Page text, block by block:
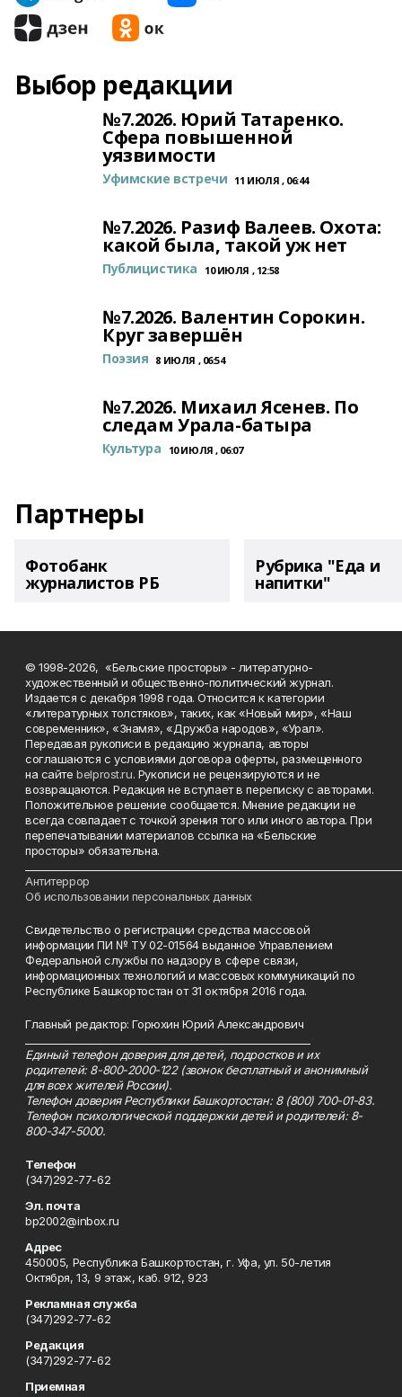
Выбор редакции
№7.2026. Юрий Татаренко.
Сфера повышенной
уязвимости
Уфимские встречи 11 ИЮЛЯ , 06:44
№7.2026. Разиф Валеев. Охота:
какой была, такой уж нет
Публицистика 10 ИЮЛЯ , 12:58
№7.2026. Валентин Сорокин.
Круг завершён
Поэзия 8 ИЮЛЯ , 06:54
№7.2026. Михаил Ясенев. По
следам Урала-батыра
Культура 10 ИЮЛЯ , 06:07
Партнеры
Фотобанк
журналистов РБ
Рубрика "Еда и
напитки"
© 1998-2026, «Бельские просторы» - литературно-
художественный и общественно-политический журнал.
Издается с декабря 1998 года. Относится к категории
«литературных толстяков», таких, как «Новый мир», «Наш
современник», «Знамя», «Дружба народов», «Урал».
Передавая рукописи в редакцию журнала, авторы
соглашаются с условиями договора оферты, размещенного
на сайтеbelprost.ru. Рукописи не рецензируются и не
возвращаются. Редакция не вступает в переписку с авторами.
Положительное решение сообщается. Мнение редакции не
всегда совпадает с точкой зрения того или иного автора. При
перепечатывании материалов ссылка на «Бельские
просторы» обязательна.
Антитеррор
Об использовании персональных данных
Свидетельство о регистрации средства массовой
информации ПИ № ТУ 02-01564 выданное Управлением
Федеральной службы по надзору в сфере связи,
информационных технологий и массовых коммуникаций по
Республике Башкортостан от 31 октября 2016 года.
Главный редактор: Горюхин Юрий Александрович
Единый телефон доверия для детей, подростков и их
родителей: 8-800-2000-122 (звонок бесплатный и анонимный
для всех жителей России).
Телефон доверия Республики Башкортостан: 8 (800) 700-01-83.
Телефон психологической поддержки детей и родителей: 8-
800-347-5000.
Телефон
(347)292-77-62
Эл. почта
bp2002@inbox.ru
Адрес
450005, Республика Башкортостан, г. Уфа, ул. 50-летия
Октября, 13, 9 этаж, каб. 912, 923
Рекламная служба
(347)292-77-62
Редакция
(347)292-77-62
Приемная